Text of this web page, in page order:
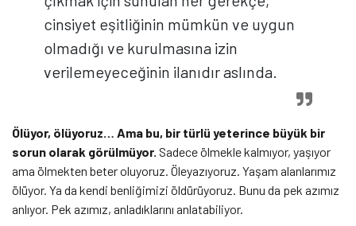
cinsiyet eşitliğinin mümkün ve uygun
olmadığı ve kurulmasına izin
verilemeyeceğinin ilanıdır aslında.
Ölüyor, ölüyoruz… Ama bu, bir türlü yeterince büyük bir
sorun olarak görülmüyor. Sadece ölmekle kalmıyor, yaşıyor
ama ölmekten beter oluyoruz. Öleyazıyoruz. Yaşam alanlarımız
ölüyor. Ya da kendi benliğimizi öldürüyoruz. Bunu da pek azımız
anlıyor. Pek azımız, anladıklarını anlatabiliyor.